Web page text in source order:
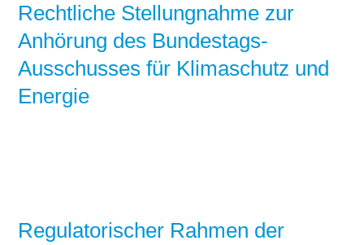
Rechtliche Stellungnahme zur
Anhörung des Bundestags-
Ausschusses für Klimaschutz und
Energie
Regulatorischer Rahmen der